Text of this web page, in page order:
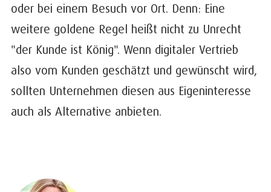
oder bei einem Besuch vor Ort. Denn: Eine
weitere goldene Regel heißt nicht zu Unrecht
"der Kunde ist König". Wenn digitaler Vertrieb
also vom Kunden geschätzt und gewünscht wird,
sollten Unternehmen diesen aus Eigeninteresse
auch als Alternative anbieten.